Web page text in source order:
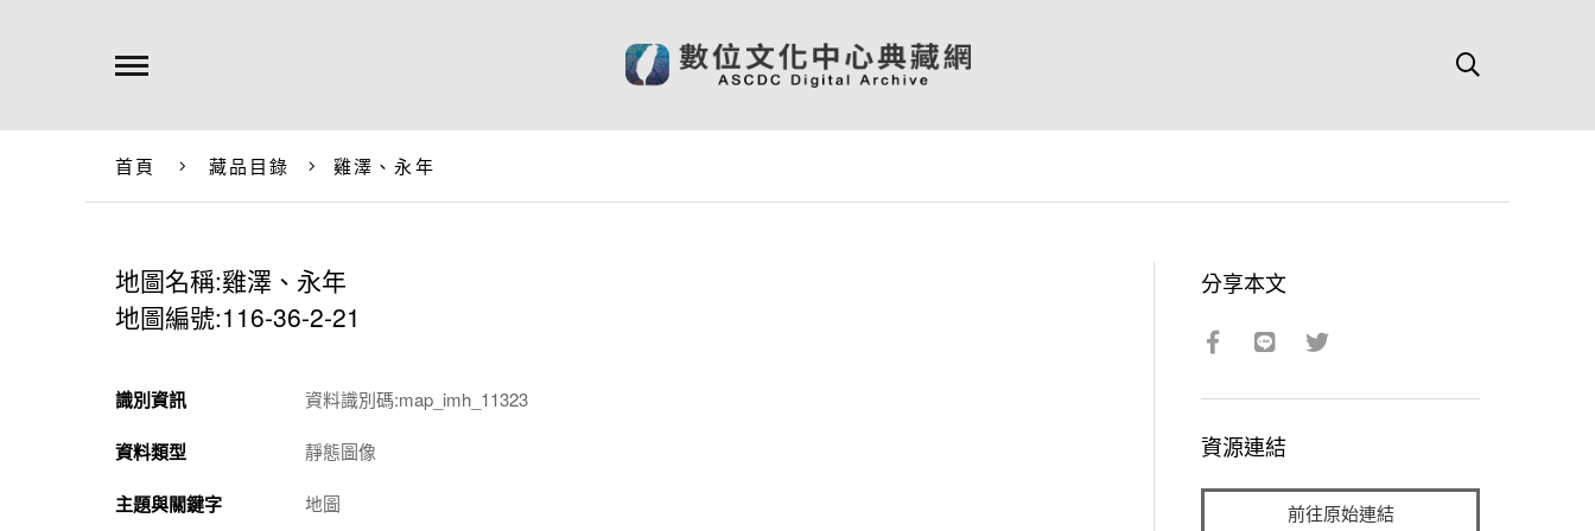
首頁 藏品目錄 雞澤、永年
地圖名稱:雞澤、永年
地圖編號:116-36-2-21
識別資訊 資料識別碼:map_imh_11323
資料類型 靜態圖像
主題與關鍵字 地圖
分享本文
資源連結
前往原始連結